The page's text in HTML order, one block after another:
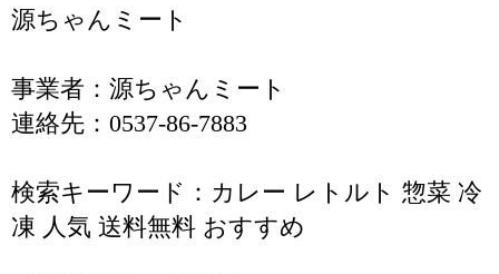
源ちゃんミート
事業者：源ちゃんミート
連絡先：0537-86-7883
検索キーワード：カレー レトルト 惣菜 冷
凍 人気 送料無料 おすすめ